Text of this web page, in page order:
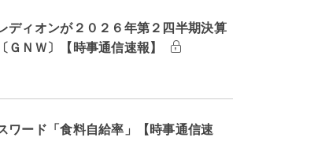
ディオンが２０２６年第２四半期決算
ＧＮＷ〕【時事通信速報】
ワード「食料自給率」【時事通信速